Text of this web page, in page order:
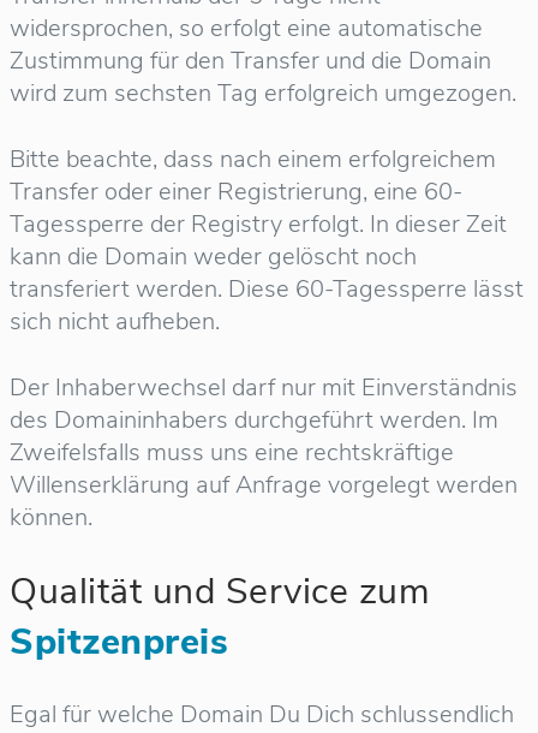
widersprochen, so erfolgt eine automatische
Zustimmung für den Transfer und die Domain
wird zum sechsten Tag erfolgreich umgezogen.
Bitte beachte, dass nach einem erfolgreichem
Transfer oder einer Registrierung, eine 60-
Tagessperre der Registry erfolgt. In dieser Zeit
kann die Domain weder gelöscht noch
transferiert werden. Diese 60-Tagessperre lässt
sich nicht aufheben.
Der Inhaberwechsel darf nur mit Einverständnis
des Domaininhabers durchgeführt werden. Im
Zweifelsfalls muss uns eine rechtskräftige
Willenserklärung auf Anfrage vorgelegt werden
können.
Qualität und Service zum
Spitzenpreis
Egal für welche Domain Du Dich schlussendlich